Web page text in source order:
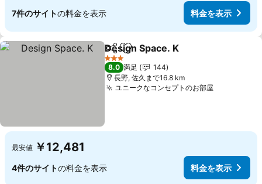
7件のサイトの料金を表示 料金を表示
シェアお気に入りに追加
Design Space. K
3 ホテルのランク
8.0 満足
144
長野, 佐久まで16.8 km
ユニークなコンセプトのお部屋料金を表示
最安値 ￥12,481
4件のサイトの料金を表示 料金を表示